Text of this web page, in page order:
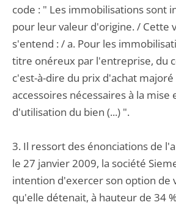
code : " Les immobilisations sont
pour leur valeur d'origine. / Cette
s'entend : / a. Pour les
titre onéreux par l'entreprise, du
c'est-à-dire du prix d'achat
accessoires nécessaires à la mise
d'utilisation du bien (...) ".
3. Il ressort des énonciations de
le 27 janvier 2009, la société
intention d'exercer son option de
qu'elle détenait, à hauteur de 34